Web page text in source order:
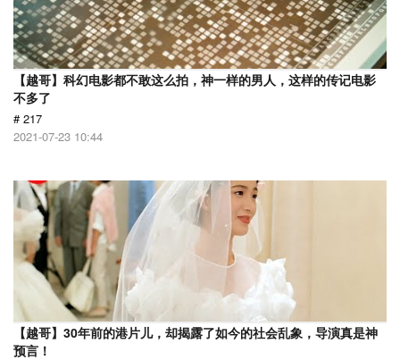
【越哥】科幻电影都不敢这么拍，神一样的男人，这样的传记电影
不多了
# 217
2021-07-23 10:44
【越哥】30年前的港片儿，却揭露了如今的社会乱象，导演真是神
预言！